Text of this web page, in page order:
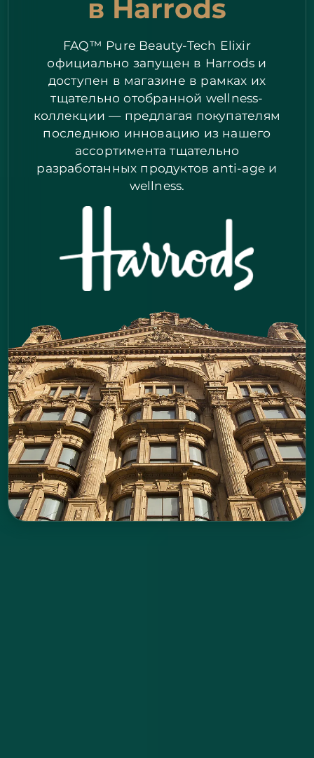
в Harrods
FAQ™ Pure Beauty-Tech Elixir
официально запущен в Harrods и
доступен в магазине в рамках их
тщательно отобранной wellness-
коллекции — предлагая покупателям
последнюю инновацию из нашего
ассортимента тщательно
разработанных продуктов anti-age и
wellness.